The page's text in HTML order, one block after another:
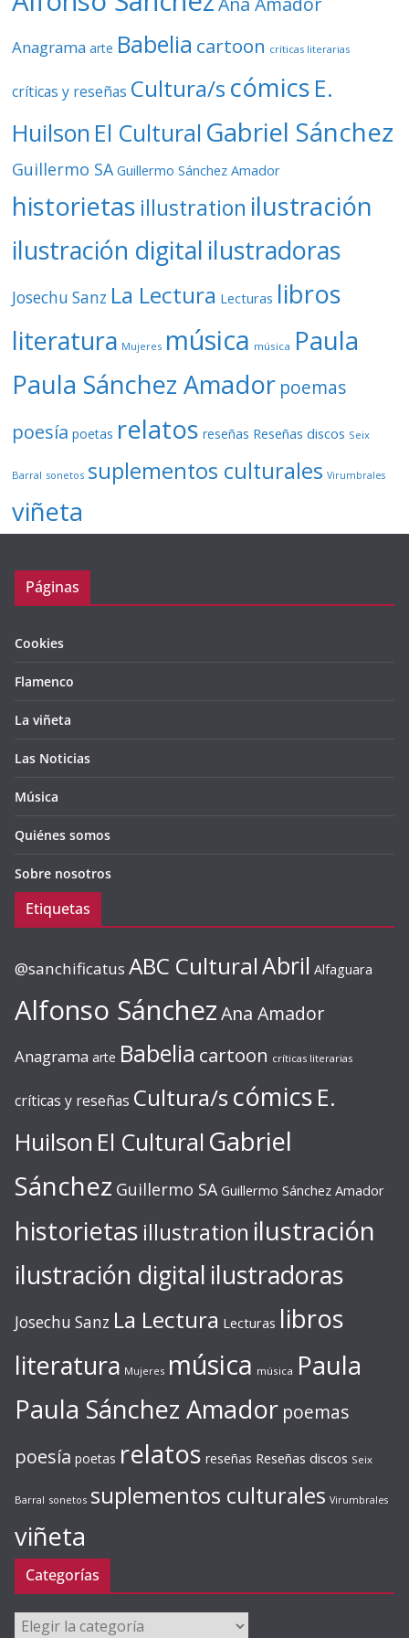
Anagrama arte Babelia cartoon críticas literarias
críticas y reseñas Cultura/s cómics E.
Huilson El Cultural Gabriel Sánchez
Guillermo SA Guillermo Sánchez Amador
historietas illustration ilustración
ilustración digital ilustradoras
Josechu Sanz La Lectura Lecturas libros
literatura Mujeres música música Paula
Paula Sánchez Amador poemas
poesía poetas relatos reseñas Reseñas discos Seix
Barral sonetos suplementos culturales Virumbrales
viñeta
Páginas
Cookies
Flamenco
La viñeta
Las Noticias
Música
Quiénes somos
Sobre nosotros
Etiquetas
@sanchificatus ABC CulturalAbril Alfaguara
Alfonso SánchezAna Amador
Anagrama arte Babelia cartoon críticas literarias
críticas y reseñas Cultura/s cómics E.
Huilson El Cultural Gabriel
Sánchez Guillermo SA Guillermo Sánchez Amador
historietas illustration ilustración
ilustración digital ilustradoras
Josechu Sanz La Lectura Lecturas libros
literatura Mujeres música música Paula
Paula Sánchez Amador poemas
poesía poetas relatos reseñas Reseñas discos Seix
Barral sonetos suplementos culturales Virumbrales
viñeta
Categorías
Categorías